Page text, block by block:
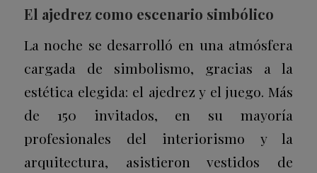
El ajedrez como escenario simbólico
La noche se desarrolló en una atmósfera
cargada de simbolismo, gracias a la
estética elegida: el ajedrez y el juego. Más
de 150 invitados, en su mayoría
profesionales del interiorismo y la
arquitectura, asistieron vestidos de